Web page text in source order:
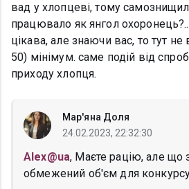
вад у хлопцеві, тому
працювало як янгол охоронець?..
цікава, але знаючи вас, то тут не
50) мінімум. саме подій від
приходу хлопця.
Мар'яна Доля
24.02.2023, 22:32:30
Alex@ua, Маєте рацію, але що
обмежений об'єм для